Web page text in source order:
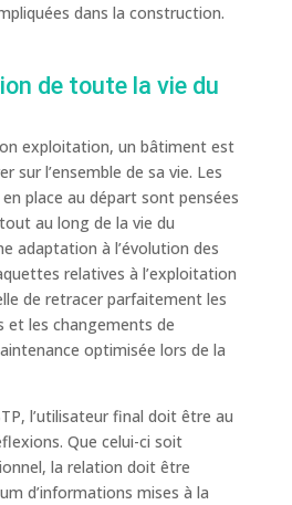
dans la construction.
de toute la vie du
exploitation, un bâtiment est
sur l’ensemble de sa vie. Les
place au départ sont pensées
au long de la vie du
adaptation à l’évolution des
relatives à l’exploitation
de retracer parfaitement les
et les changements de
optimisée lors de la
l’utilisateur final doit être au
Que celui-ci soit
la relation doit être
d’informations mises à la